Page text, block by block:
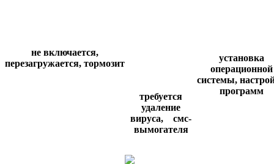
не включается,
перезагружается, тормозит
требуется
удаление
вируса, смс-
вымогателя
установка
операционной
системы,
программ